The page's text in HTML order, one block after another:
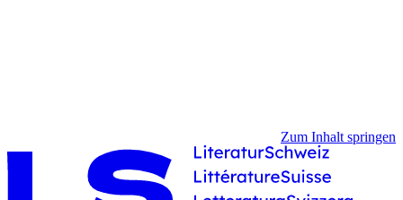
Zum Inhalt springen